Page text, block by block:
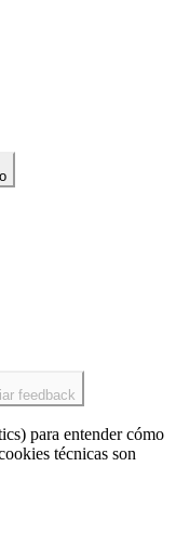
feedback
para entender cómo
técnicas son